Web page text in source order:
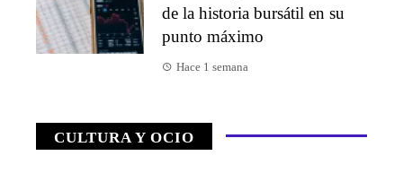
de la historia bursátil en su
punto máximo
Hace 1 semana
CULTURA Y OCIO